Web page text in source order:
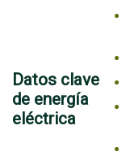
Datos clave
de energía
eléctrica